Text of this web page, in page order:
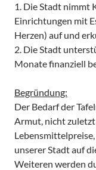
1. Die Stadt nimmt
Einrichtungen mit
Herzen) auf und
2. Die Stadt
Monate finanziell
Begründung:
Der Bedarf der
Armut, nicht
unserer Stadt auf
Weiteren werden